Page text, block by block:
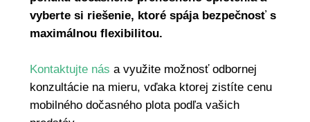
vyberte si riešenie, ktoré spája bezpečnosť s
maximálnou flexibilitou.
Kontaktujte nás a využite možnosť odbornej
konzultácie na mieru, vďaka ktorej zistíte cenu
mobilného dočasného plota podľa vašich